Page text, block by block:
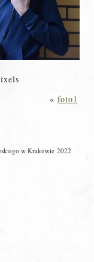
« foto1
w Krakowie 2022